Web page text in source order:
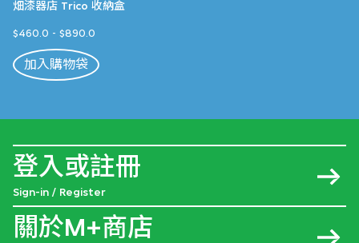
畑漆器店 Trico 收納盒
$460.0 - $890.0
加入購物袋
登入或註冊
Sign-in / Register
關於M+商店